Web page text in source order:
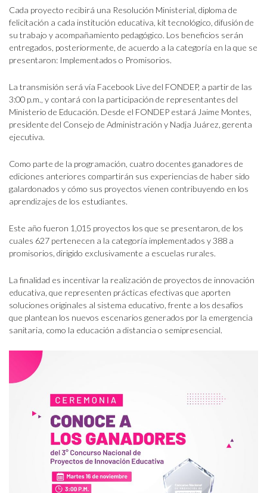
Cada proyecto recibirá una Resolución Ministerial, diploma de
felicitación a cada institución educativa, kit tecnológico, difusión de
su trabajo y acompañamiento pedagógico. Los beneficios serán
entregados, posteriormente, de acuerdo a la categoría en la que se
presentaron: Implementados o Promisorios.
La transmisión será vía Facebook Live del FONDEP, a partir de las
3:00 p.m., y contará con la participación de representantes del
Ministerio de Educación. Desde el FONDEP estará Jaime Montes,
presidente del Consejo de Administración y Nadja Juárez, gerenta
ejecutiva.
Como parte de la programación, cuatro docentes ganadores de
ediciones anteriores compartirán sus experiencias de haber sido
galardonados y cómo sus proyectos vienen contribuyendo en los
aprendizajes de los estudiantes.
Este año fueron 1,015 proyectos los que se presentaron, de los
cuales 627 pertenecen a la categoría implementados y 388 a
promisorios, dirigido exclusivamente a escuelas rurales.
La finalidad es incentivar la realización de proyectos de innovación
educativa, que representen prácticas efectivas que aporten
soluciones originales al sistema educativo, frente a los desafíos
que plantean los nuevos escenarios generados por la emergencia
sanitaria, como la educación a distancia o semipresencial.